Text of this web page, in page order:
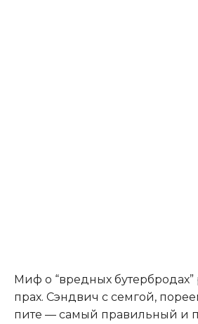
Миф о “вредных бутербродах”
прах. Сэндвич с семгой,
пите — самый правильный и